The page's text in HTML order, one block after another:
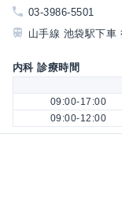
03-3986-5501
山手線 池袋駅下車
内科 診療時間
09:00-17:00
09:00-12:00